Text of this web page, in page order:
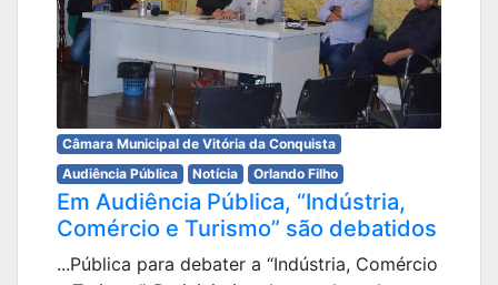
Câmara Municipal de Vitória da Conquista
Audiência Pública
Notícia Orlando Filho
Em Audiência Pública, “Indústria,
Comércio e Turismo” são debatidos
...Pública para debater a “Indústria, Comércio